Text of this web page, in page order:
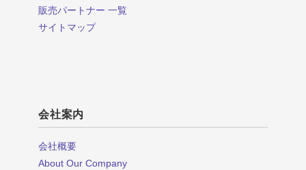
販売パートナー 一覧
サイトマップ
会社案内
会社概要
About Our Company